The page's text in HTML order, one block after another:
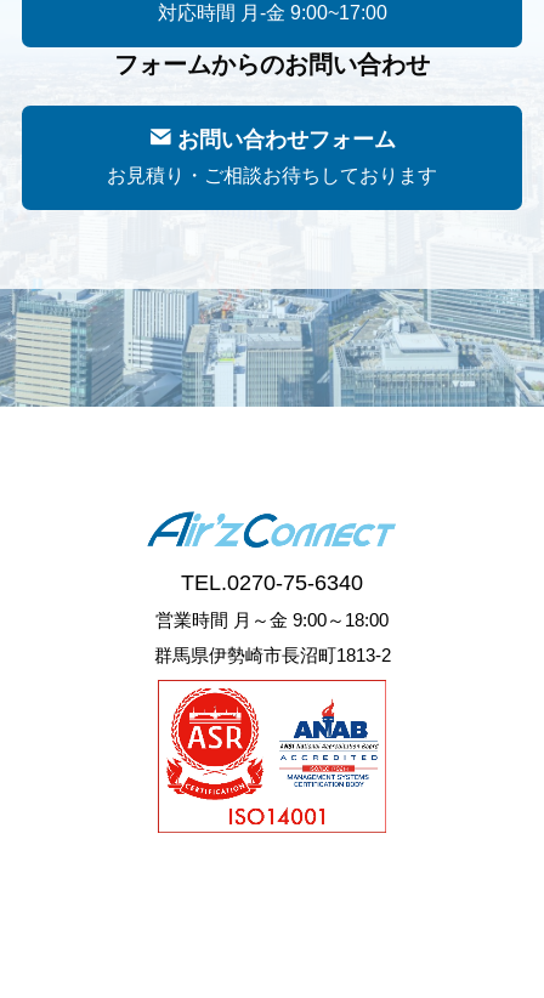
対応時間 月-金 9:00~17:00
フォームからのお問い合わせ
お問い合わせフォーム
お見積り・ご相談お待ちしております
TEL.0270-75-6340
営業時間 月～金 9:00～18:00
群馬県伊勢崎市長沼町1813-2